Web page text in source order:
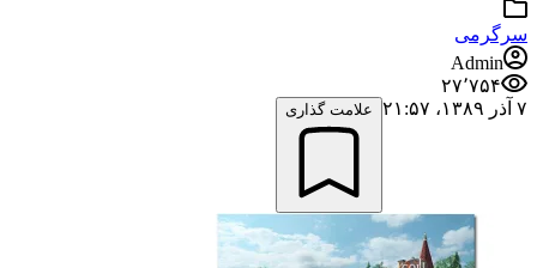
سرگرمی
Admin
۲۷٬۷۵۴
۷ آذر ۱۳۸۹،‏ ۲۱:۵۷
علامت گذاری